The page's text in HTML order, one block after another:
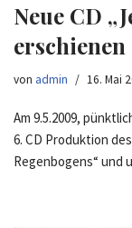
Neue CD
erschienen
von admin 16. Mai
Am 9.5.2009,
6. CD Produktion
Regenbogens“